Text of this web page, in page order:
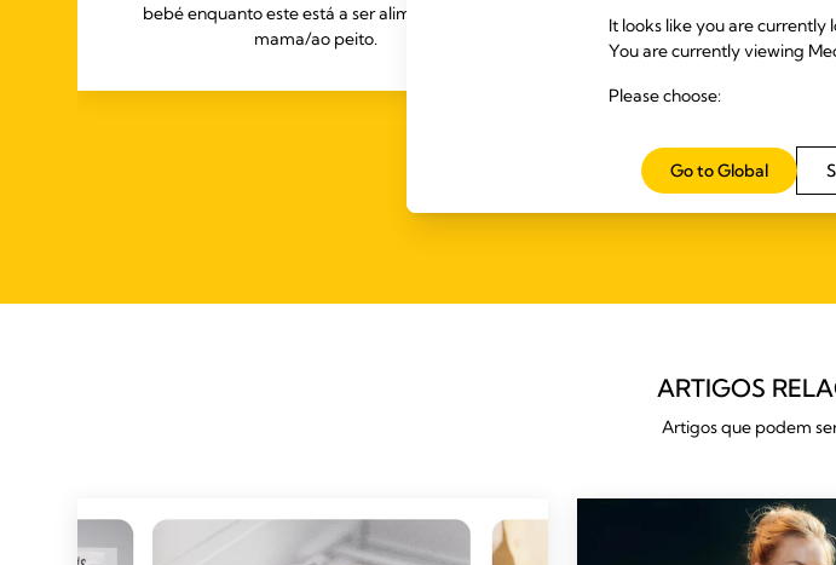
bebé enquanto este está a ser alimentado na
mama/ao peito.
ARTIGOS
Artigos que podem
It looks like you are currently
You are currently viewing
Please choose:
Go to Global